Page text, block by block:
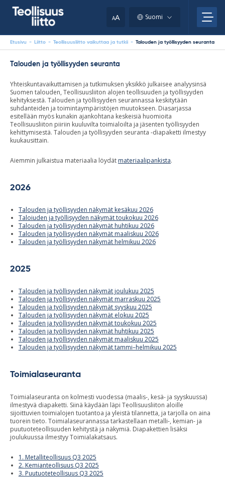
AA Suomi
Etusivu - Liitto - Teollisuusliitto vaikuttaa ja tutkii - Talouden ja työllisyyden seuranta
Talouden ja työllisyyden seuranta
Yhteiskuntavaikuttamisen ja tutkimuksen yksikkö julkaisee analyysinsä
Suomen talouden, Teollisuusliiton alojen teollisuuden ja työllisyyden
kehityksestä. Talouden ja työllisyyden seurannassa keskitytään
suhdanteiden ja toimintaympäristöjen muutokseen. Diasarjassa
esitellään myös kunakin ajankohtana keskeisiä huomioita
Teollisuusliiton piiriin kuuluvilta toimialoilta ja jäsenten työllisyyden
kehittymisestä. Talouden ja työllisyyden seuranta -diapaketti ilmestyy
kuukausittain.
Aiemmin julkaistua materiaalia löydät materiaalipankista.
2026
Talouden ja työllisyyden näkymät kesäkuu 2026
Taloiuden ja työllisyyden näkymät toukokuu 2026
Talouden ja työllisyyden näkymät huhtikuu 2026
Talouden ja työllisyyden näkymät maaliskuu 2026
Talouden ja työllisyyden näkymät helmikuu 2026
2025
Talouden ja työllisyyden näkymät joulukuu 2025
Talouden ja työllisyyden näkymät marraskuu 2025
Talouden ja työllisyyden näkymät syyskuu 2025
Talouden ja työllisyyden näkymät elokuu 2025
Talouden ja työllisyyden näkymät toukokuu 2025
Talouden ja työllisyyden näkymät huhtikuu 2025
Talouden ja työllisyyden näkymät maaliskuu 2025
Talouden ja työllisyyden näkymät tammi–helmikuu 2025
Toimialaseuranta
Toimialaseuranta on kolmesti vuodessa (maalis-, kesä- ja syyskuussa)
ilmestyvä diapaketti. Siinä käydään läpi Teollisuusliiton aloille
sijoittuvien toimialojen tuotantoa ja yleistä tilannetta, ja tarjolla on aina
tuorein tieto. Toimialaseurannassa tarkastellaan metalli-, kemian- ja
puutuoteteollisuuden kehitystä ja näkymiä. Diapakettien lisäksi
joulukuussa ilmestyy Toimialakatsaus.
1. Metalliteollisuus Q3 2025
2. Kemianteollisuus Q3 2025
3. Puutuoteteollisuus Q3 2025
clipboard.)